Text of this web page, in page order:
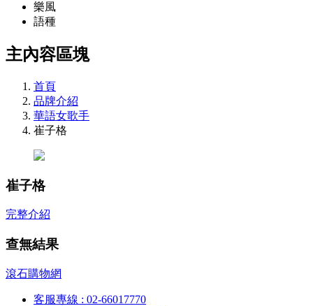
樂風
語種
主內容區塊
首頁
品牌介紹
華語女歌手
崔子格
崔子格
完整介紹
查無結果
滾石購物網
客服專線 : 02-66017770